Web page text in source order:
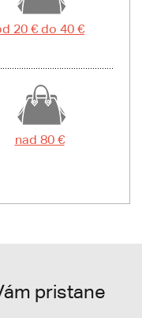
20 € do 40 €
nad 80 €
pristane